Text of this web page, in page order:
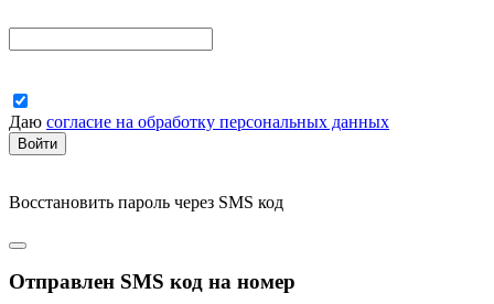
Даю согласие на обработку персональных данных
Войти
Восстановить пароль через SMS код
Отправлен SMS код на номер